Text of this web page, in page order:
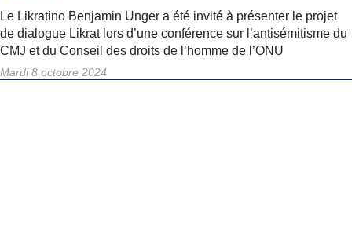
Le Likratino Benjamin Unger a été invité à présenter le projet
de dialogue Likrat lors d’une conférence sur l’antisémitisme du
CMJ et du Conseil des droits de l’homme de l’ONU
Mardi 8 octobre 2024